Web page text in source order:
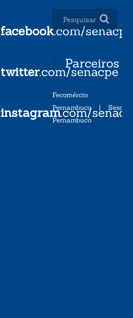
facebook.com/senacpe
twitter.com/senacpe
instagram.com/
Parceiros
Fecomércio
Pernambuco| Sesc
Pernambuco